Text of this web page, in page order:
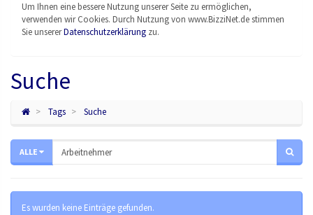
Um Ihnen eine bessere Nutzung unserer Seite zu ermöglichen,
verwenden wir Cookies. Durch Nutzung von www.BizziNet.de stimmen
Sie unsererDatenschutzerklärung zu.
Suche
Tags Suche
ALLE
Es wurden keine Einträge gefunden.